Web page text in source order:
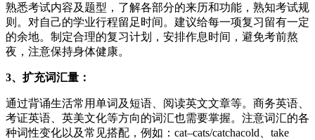
熟悉考试内容及题型，了解各部分的来历和功能，熟知考试规
则。对自己的学业行程留足时间。建议给每一项复习留有一定
的余地。制定合理的复习计划，安排作息时间，避免考前熬
夜，注意保持身体健康。
3、扩充词汇量：
通过背诵生活常用单词及短语、阅读英文文章等。商务英语、
考证英语、英美文化等方向的词汇也需要掌握。注意词汇的各
种词性变化以及常见搭配，例如：cat–cats/catchacold、take